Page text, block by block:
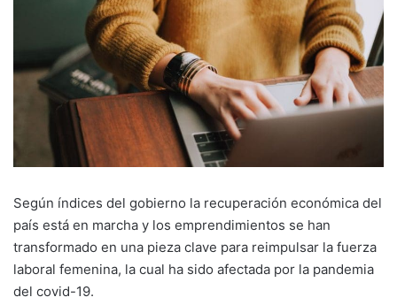
Según índices del gobierno la recuperación económica del
país está en marcha y los emprendimientos se han
transformado en una pieza clave para reimpulsar la fuerza
laboral femenina, la cual ha sido afectada por la pandemia
del covid-19.